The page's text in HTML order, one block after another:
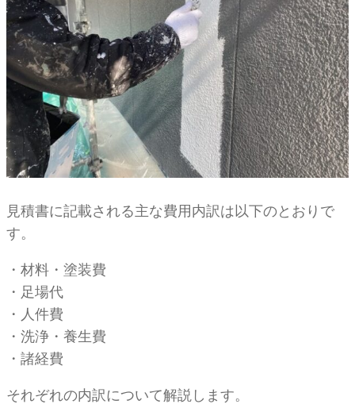
見積書に記載される主な費用内訳は以下のとおりで
す。
・材料・塗装費
・足場代
・人件費
・洗浄・養生費
・諸経費
それぞれの内訳について解説します。